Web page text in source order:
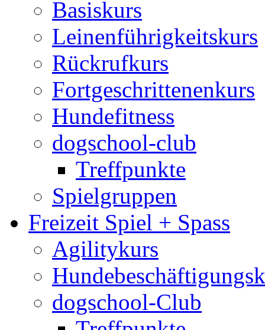
Basiskurs
Leinenführigkeitskurs
Rückrufkurs
Fortgeschrittenenkurs
Hundefitness
dogschool-club
Treffpunkte
Spielgruppen
Freizeit Spiel + Spass
Agilitykurs
dogschool-Club